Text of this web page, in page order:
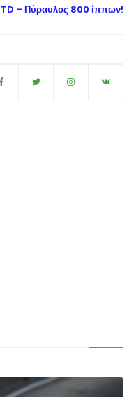
– Πύραυλος 800 ίππων!